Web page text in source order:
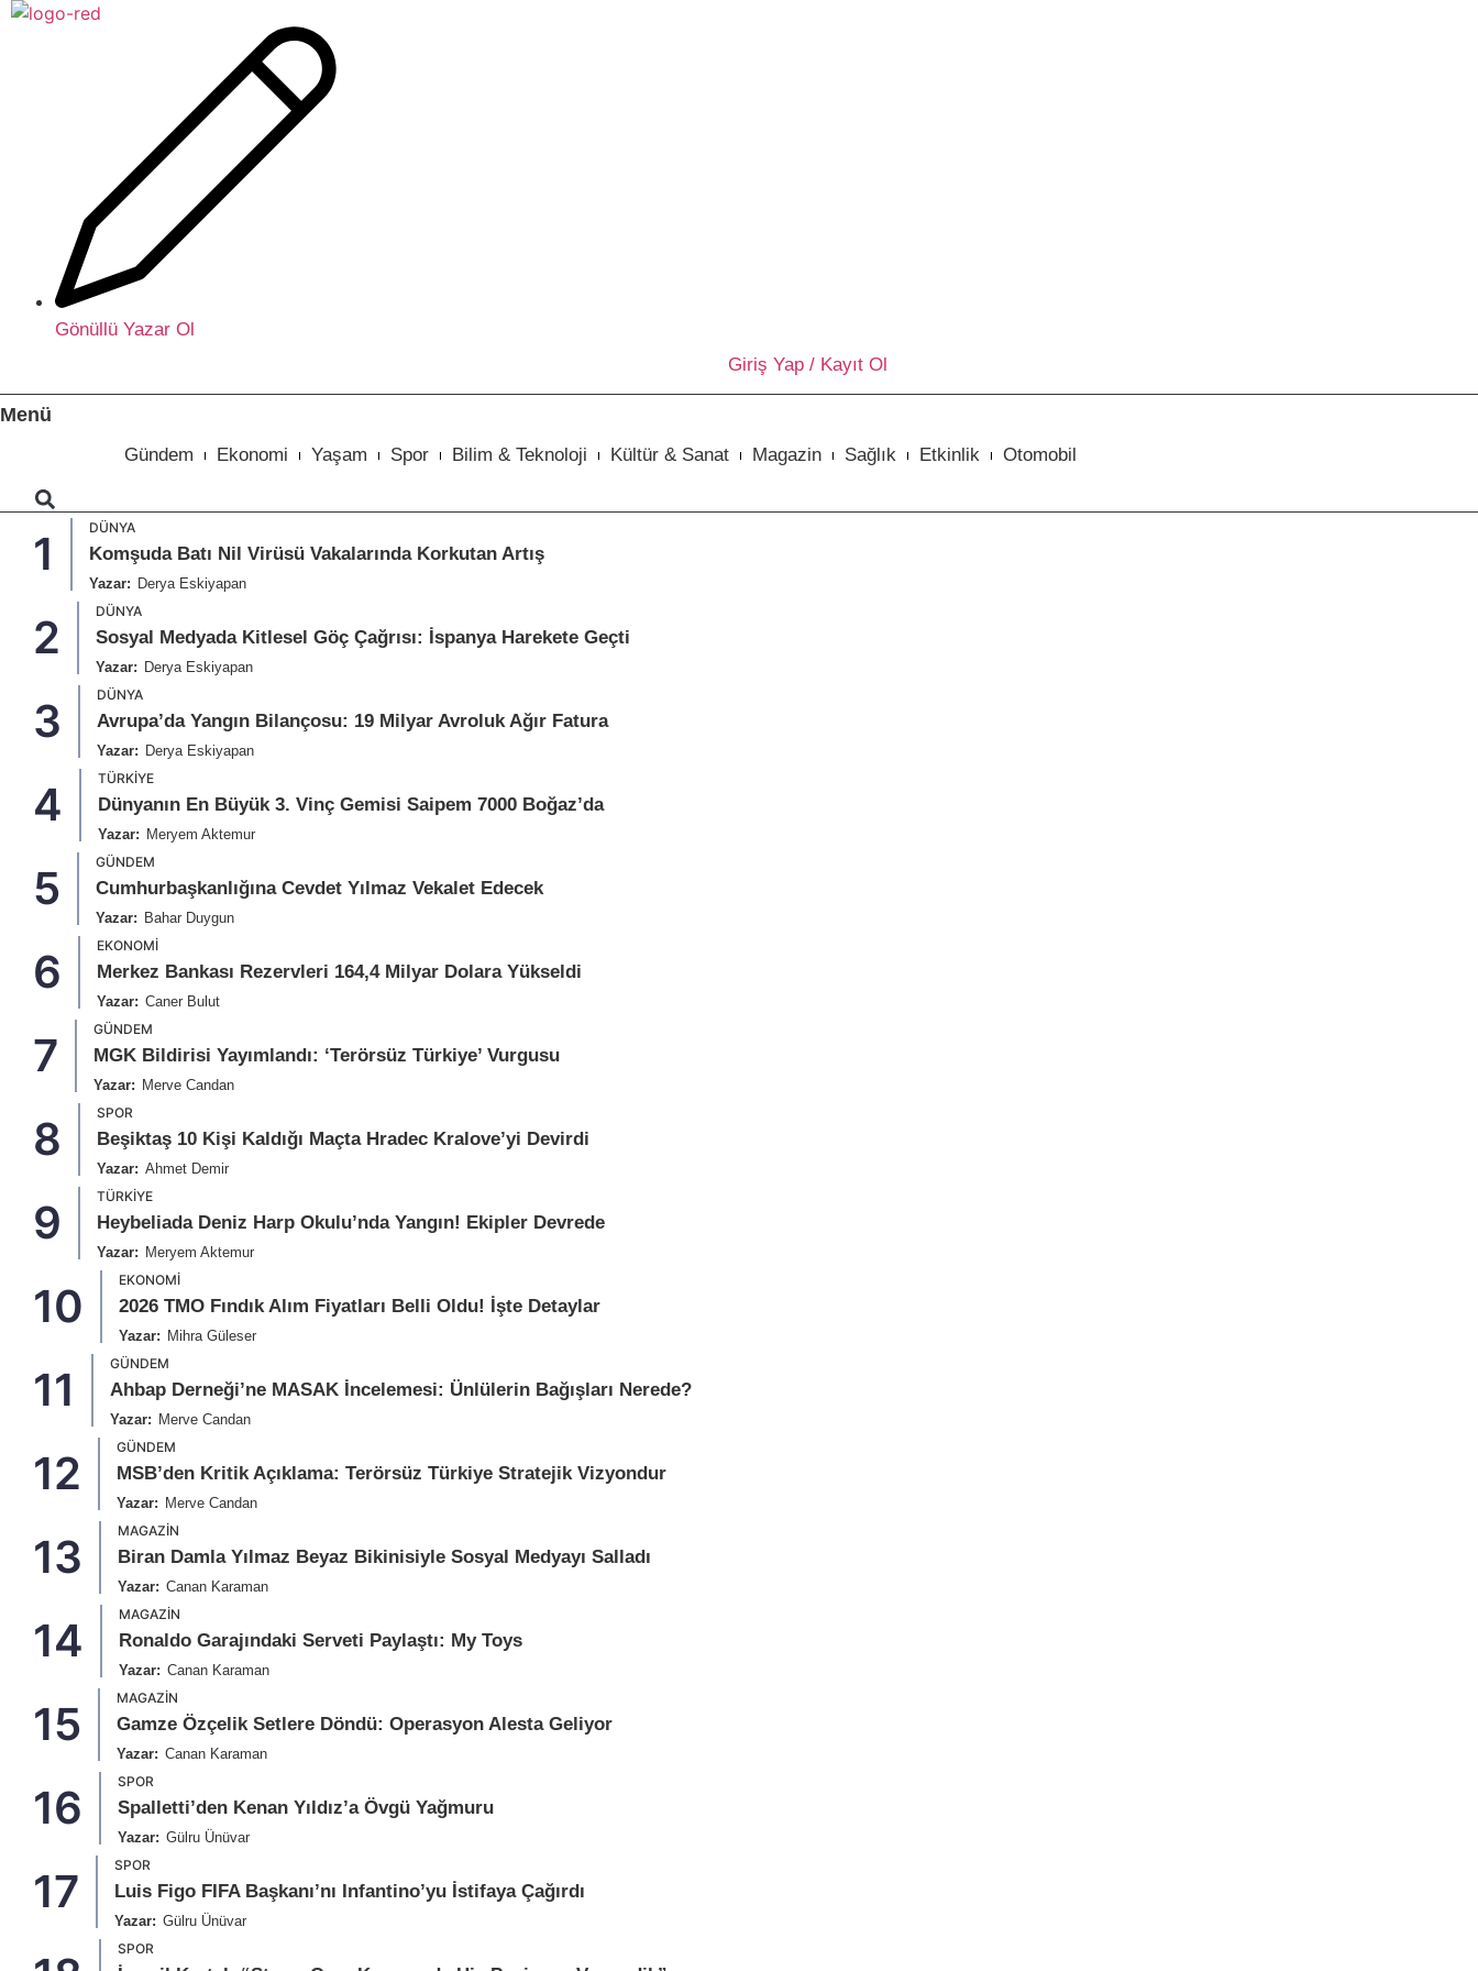
İçeriğe
Gönüllü Yazar Ol
Giriş Yap / Kayıt Ol
Menü
Gündem Ekonomi Yaşam Spor Bilim & Teknoloji Kültür & Sanat Magazin Sağlık Etkinlik Otomobil
1 DÜNYA
Komşuda Batı Nil Virüsü Vakalarında Korkutan Artış
Yazar: Derya Eskiyapan
2 DÜNYA
Sosyal Medyada Kitlesel Göç Çağrısı: İspanya Harekete Geçti
Yazar: Derya Eskiyapan
3 DÜNYA
Avrupa’da Yangın Bilançosu: 19 Milyar Avroluk Ağır Fatura
Yazar: Derya Eskiyapan
4 TÜRKIYE
Dünyanın En Büyük 3. Vinç Gemisi Saipem 7000 Boğaz’da
Yazar: Meryem Aktemur
5 GÜNDEM
Cumhurbaşkanlığına Cevdet Yılmaz Vekalet Edecek
Yazar: Bahar Duygun
6 EKONOMI
Merkez Bankası Rezervleri 164,4 Milyar Dolara Yükseldi
Yazar: Caner Bulut
7 GÜNDEM
MGK Bildirisi Yayımlandı: ‘Terörsüz Türkiye’ Vurgusu
Yazar: Merve Candan
8 SPOR
Beşiktaş 10 Kişi Kaldığı Maçta Hradec Kralove’yi Devirdi
Yazar: Ahmet Demir
9 TÜRKIYE
Heybeliada Deniz Harp Okulu’nda Yangın! Ekipler Devrede
Yazar: Meryem Aktemur
10 EKONOMI
2026 TMO Fındık Alım Fiyatları Belli Oldu! İşte Detaylar
Yazar: Mihra Güleser
11 GÜNDEM
Ahbap Derneği’ne MASAK İncelemesi: Ünlülerin Bağışları Nerede?
Yazar: Merve Candan
12 GÜNDEM
MSB’den Kritik Açıklama: Terörsüz Türkiye Stratejik Vizyondur
Yazar: Merve Candan
13 MAGAZIN
Biran Damla Yılmaz Beyaz Bikinisiyle Sosyal Medyayı Salladı
Yazar: Canan Karaman
14 MAGAZIN
Ronaldo Garajındaki Serveti Paylaştı: My Toys
Yazar: Canan Karaman
15 MAGAZIN
Gamze Özçelik Setlere Döndü: Operasyon Alesta Geliyor
Yazar: Canan Karaman
16 SPOR
Spalletti’den Kenan Yıldız’a Övgü Yağmuru
Yazar: Gülru Ünüvar
17 SPOR
Luis Figo FIFA Başkanı’nı Infantino’yu İstifaya Çağırdı
Yazar: Gülru Ünüvar
SPOR